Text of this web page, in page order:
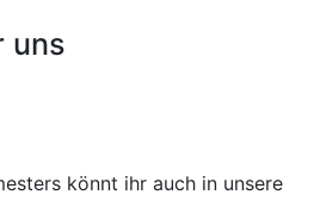
uns
könnt ihr auch in unsere